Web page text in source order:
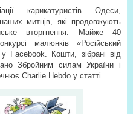
карикатуристів Одеси,
митців, які продовжують
вторгнення. Майже 40
малюнків «Російський
Facebook. Кошти, зібрані від
Збройним силам України і
Charlie Hebdo у статті.